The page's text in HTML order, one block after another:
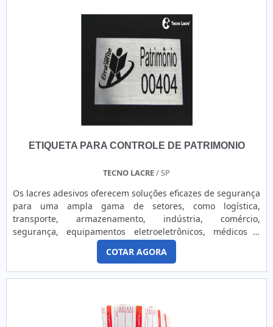
se fragmentar ao serem removidos, revelando
imediatamente qualquer tentativa de violação. Isso ocorre
porque, ao tentar retirar o lacre, ele se quebra ou se
desintegra, tornando impossível reposicioná-lo ou reutilizá-
lo sem que se evidencie a interferência. Já os lacres
resistentes, como os modelos em Void branco, prata e
holográfico, deixam marcas permanentes na superfície ao
serem manipulados. No caso específico do modelo
que o lacre foi violado. Esses lacres são ideais para proteger
equipamentos eletroeletrônicos, dispositivos médicos e
itens durante todo o ciclo de transporte ou armazenamento,
prevenindo roubo, furto e adulteração. São essenciais para
setores que exigem altos padrões de segurança, controle e
proteção, oferecendo uma camada adicional de confiança e
prevenção contra tentativas de violação ou fraude.
ETIQUETA PARA CONTROLE DE PATRIMONIO
TECNO LACRE/ SP
Os lacres adesivos oferecem soluções eficazes de segurança
para uma ampla gama de setores, como logística,
transporte, armazenamento, indústria, comércio,
segurança, equipamentos eletroeletrônicos, médicos e
outros. Eles são projetados para lacrar, controlar e garantir
a integridade de produtos e equipamentos, protegendo-os
contra violações, fraudes, pirataria e outras tentativas de
interferência. Os modelos destrutíveis, como casca de ovo,
se fragmentar ao serem removidos, revelando
imediatamente qualquer tentativa de violação. Isso ocorre
COTAR AGORA